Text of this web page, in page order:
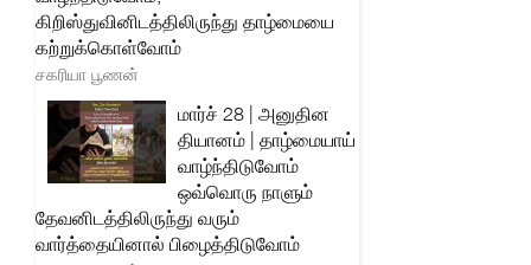
கிறிஸ்துவினிடத்திலிருந்து தாழ்மையை
கற்றுக்கொள்வோம்
சகரியா பூணன்
மார்ச் 28 | அனுதின
தியானம் | தாழ்மையாய்
வாழ்ந்திடுவோம்
ஒவ்வொரு நாளும்
தேவனிடத்திலிருந்து வரும்
வார்த்தையினால் பிழைத்திடுவோம்